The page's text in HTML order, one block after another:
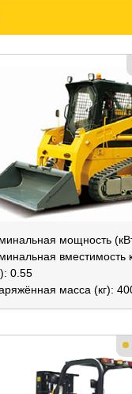
мощность
вместимость
0.55
масса (кг):